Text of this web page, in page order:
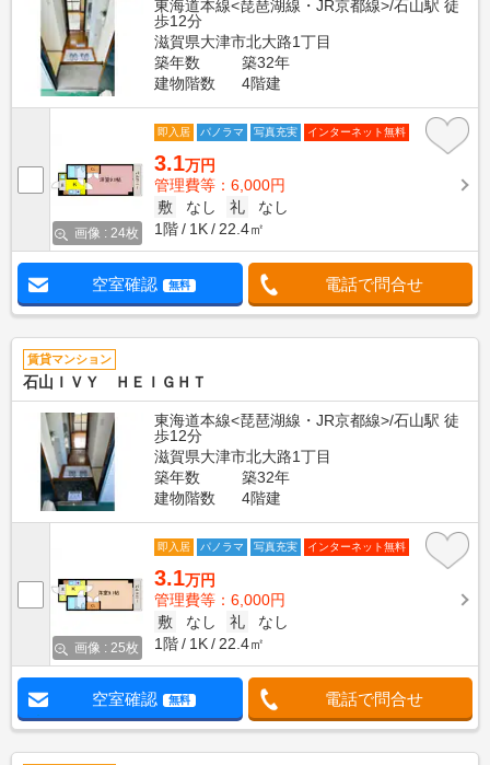
東海道本線<琵琶湖線・JR京都線>/石山駅 徒
歩12分
滋賀県大津市北大路1丁目
築年数
築32年
建物階数
4階建
画像 : 24枚
即入居 パノラマ 写真充実 インターネット無料
3.1万円
管理費等：6,000円
敷
なし 礼
なし
1階
1K 22.4㎡
空室確認 無料 電話で問合せ
賃貸マンション
石山ＩＶＹ ＨＥＩＧＨＴ
東海道本線<琵琶湖線・JR京都線>/石山駅 徒
歩12分
滋賀県大津市北大路1丁目
築年数
築32年
建物階数
4階建
画像 : 25枚
即入居 パノラマ 写真充実 インターネット無料
3.1万円
管理費等：6,000円
敷
なし 礼
なし
1階
1K 22.4㎡
空室確認 無料 電話で問合せ